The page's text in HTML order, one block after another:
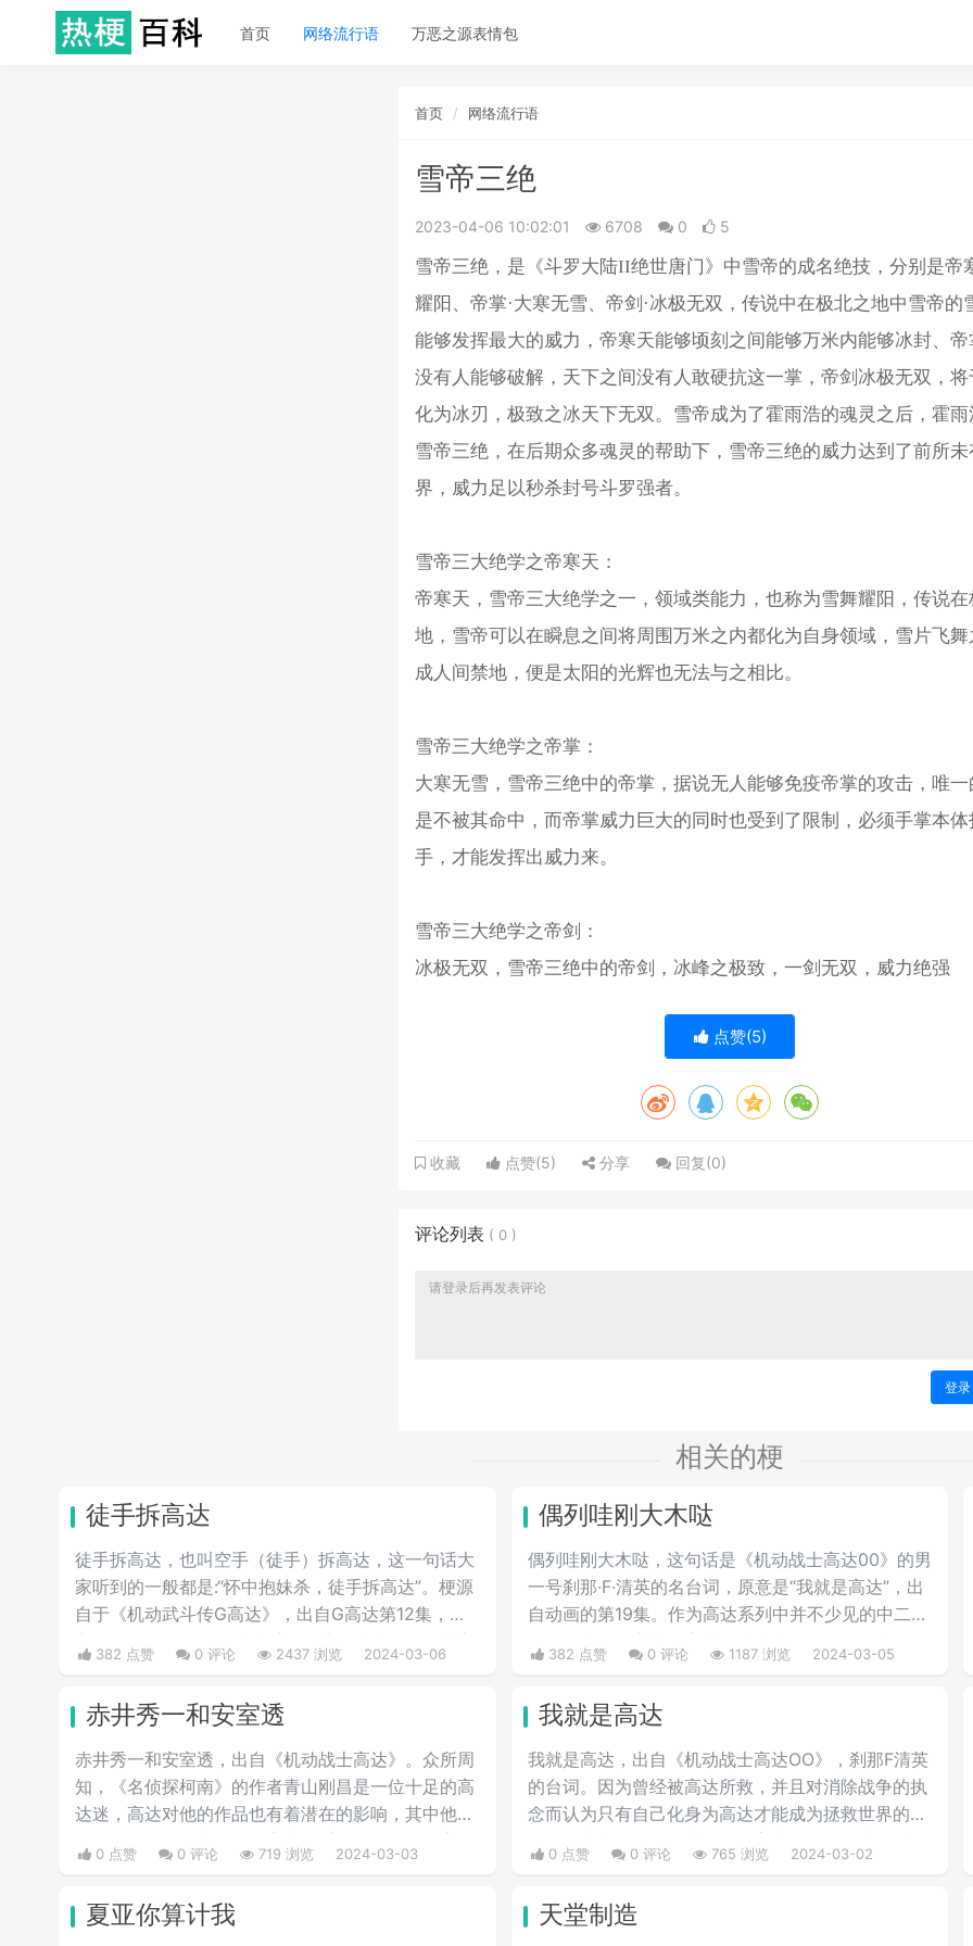
首页 网络流行语 万恶之源表情包
首页 网络流行语
雪帝三绝
2023-04-06 10:02:01 6708 0 5
雪帝三绝，是《斗罗大陆II绝世唐门》中雪帝的成名绝技，分别是帝
耀阳、帝掌·大寒无雪、帝剑·冰极无双，传说中在极北之地中雪帝的
能够发挥最大的威力，帝寒天能够顷刻之间能够万米内能够冰封、
没有人能够破解，天下之间没有人敢硬抗这一掌，帝剑冰极无双，
化为冰刃，极致之冰天下无双。雪帝成为了霍雨浩的魂灵之后，霍
雪帝三绝，在后期众多魂灵的帮助下，雪帝三绝的威力达到了前所
界，威力足以秒杀封号斗罗强者。
雪帝三大绝学之帝寒天：
帝寒天，雪帝三大绝学之一，领域类能力，也称为雪舞耀阳，传说
地，雪帝可以在瞬息之间将周围万米之内都化为自身领域，雪片飞
成人间禁地，便是太阳的光辉也无法与之相比。
雪帝三大绝学之帝掌：
大寒无雪，雪帝三绝中的帝掌，据说无人能够免疫帝掌的攻击，唯
是不被其命中，而帝掌威力巨大的同时也受到了限制，必须手掌本
手，才能发挥出威力来。
雪帝三大绝学之帝剑：
冰极无双，雪帝三绝中的帝剑，冰峰之极致，一剑无双，威力绝强
点赞(5)
收藏 点赞(5) 分享 回复(0)
评论列表 ( 0 )
登录
相关的梗
徒手拆高达
徒手拆高达，也叫空手（徒手）拆高达，这一句话大
家听到的一般都是:“怀中抱妹杀，徒手拆高达”。梗源
自于《机动武斗传G高达》，出自G高达第12集，东
方不败师匠首次登场就徒手用多蒙的头巾拆了恶魔高
度的眷属MS，也是空手拆高达一梗的由来。
382 点赞 0 评论 2437 浏览 2024-03-06
偶列哇刚大木哒
偶列哇刚大木哒，这句话是《机动战士高达00》的男
一号刹那·F·清英的名台词，原意是“我就是高达”，出
自动画的第19集。作为高达系列中并不少见的中二少
年，在刹那的心中，高达是维护和平的象征，也是他
渴望成为的存在。偶列哇刚大木哒则是这句话的音
382 点赞 0 评论 1187 浏览 2024-03-05
赤井秀一和安室透
赤井秀一和安室透，出自《机动战士高达》。众所周
知，《名侦探柯南》的作者青山刚昌是一位十足的高
达迷，高达对他的作品也有着潜在的影响，其中他笔
下的角色，很多都有用《高达》系列的角色的名字作
为梗，例如赤井秀一的名字就是夏亚的别名“赤色彗
致。
0 点赞 0 评论 719 浏览 2024-03-03
我就是高达
我就是高达，出自《机动战士高达OO》，刹那F清英
的台词。因为曾经被高达所救，并且对消除战争的执
念而认为只有自己化身为高达才能成为拯救世界的存
在，因此刹那的理念就是化作高达，最终说出了“我
就是高达”的台词。当时非常流行的梗，因为很有趣
词。
0 点赞 0 评论 765 浏览 2024-03-02
夏亚你算计我 天堂制造